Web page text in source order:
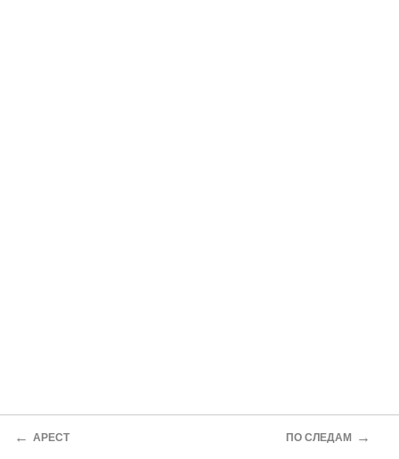
← АРЕСТ ПО СЛЕДАМ →